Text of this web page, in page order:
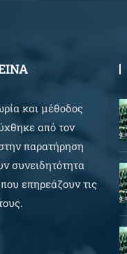
και μέθοδος
από τον
παρατήρηση
συνειδητότητα
επηρεάζουν τις